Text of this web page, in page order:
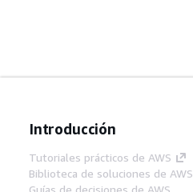
Introducción
Tutoriales prácticos de AWS
Biblioteca de soluciones de AWS
Guías de decisiones de AWS